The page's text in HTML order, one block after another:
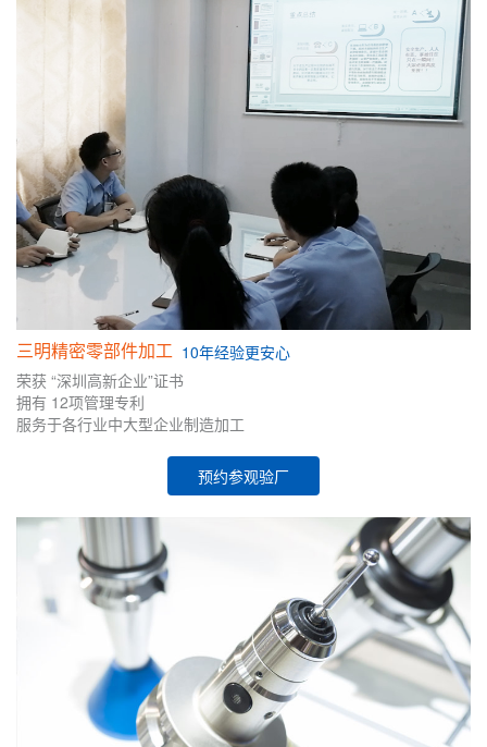
三明精密零部件加工 10年经验更安心
荣获 “深圳高新企业”证书
拥有 12项管理专利
服务于各行业中大型企业制造加工
预约参观验厂